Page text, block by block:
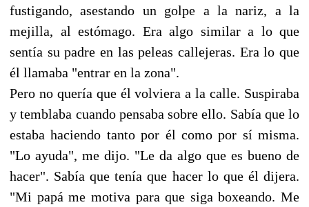
fustigando, asestando un golpe a la nariz, a la
mejilla, al estómago. Era algo similar a lo que
sentía su padre en las peleas callejeras. Era lo que
él llamaba "entrar en la zona".
Pero no quería que él volviera a la calle. Suspiraba
y temblaba cuando pensaba sobre ello. Sabía que lo
estaba haciendo tanto por él como por sí misma.
"Lo ayuda", me dijo. "Le da algo que es bueno de
hacer". Sabía que tenía que hacer lo que él dijera.
"Mi papá me motiva para que siga boxeando. Me